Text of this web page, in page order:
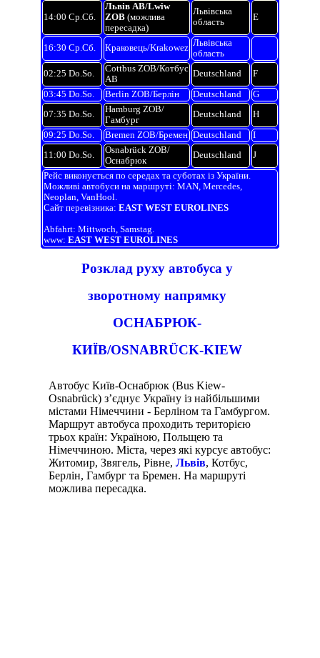
14:00 Ср.Сб.
Львів АВ/Lwiw
ZOB (можлива
пересадка)
Львівська
область
E
16:30 Ср.Сб. Краковець/Krakowez Львівська
область
02:25 Do.So.
Cottbus ZOB/Котбус
АВ
Deutschland F
03:45 Do.So. Berlin ZOB/Берлін Deutschland
G
07:35 Do.So.
Hamburg ZOB/
Гамбург
Deutschland H
09:25 Do.So. Bremen ZOB/Бремен Deutschland
I
11:00 Do.So.
Osnabrück ZOB/
Оснабрюк
Deutschland J
Рейс виконується по середах та суботах із України.
Можливі автобуси на маршруті: MAN, Mercedes,
Neoplan, VanHool.
Сайт перевізника: EAST WEST EUROLINES
Abfahrt: Mittwoch, Samstag.
www: EAST WEST EUROLINES
Розклад руху автобуса у
зворотному напрямку
ОСНАБРЮК-
КИЇВ/OSNABRÜCK-KIEW
Автобус Київ-Оснабрюк (Bus Kiew-
Osnabrück) з’єднує Україну із найбільшими
містами Німеччини - Берліном та Гамбургом.
Маршрут автобуса проходить територією
трьох країн: Україною, Польщею та
Німеччиною. Міста, через які курсує автобус:
Житомир, Звягель, Рівне,Львів, Котбус,
Берлін, Гамбург та Бремен. На маршруті
можлива пересадка.